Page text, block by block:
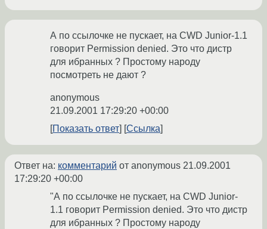
А по ссылочке не пускает, на CWD Junior-1.1
говорит Permission denied. Это что дистр
для ибранных ? Простому народу
посмотреть не дают ?
anonymous
21.09.2001 17:29:20 +00:00
Показать ответ
Ссылка
Ответ на: комментарий от anonymous 21.09.2001
17:29:20 +00:00
"А по ссылочке не пускает, на CWD Junior-
1.1 говорит Permission denied. Это что дистр
для ибранных ? Простому народу